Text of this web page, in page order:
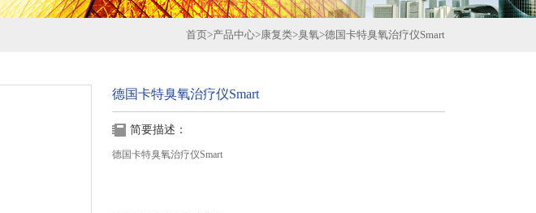
首页>产品中心>康复类>臭氧>德国卡特臭氧治疗仪Smart
德国卡特臭氧治疗仪Smart
简要描述：
德国卡特臭氧治疗仪Smart